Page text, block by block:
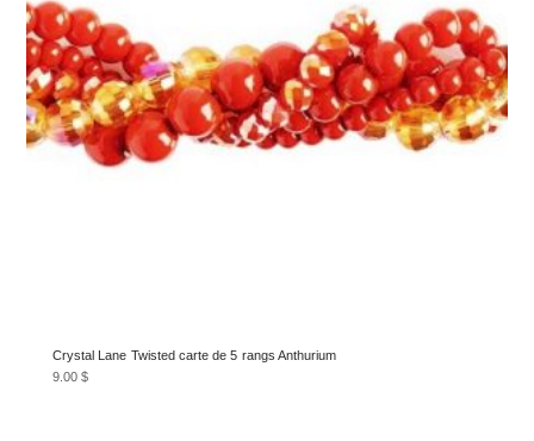
Crystal Lane Twisted carte de 5 rangs Anthurium
9.00$